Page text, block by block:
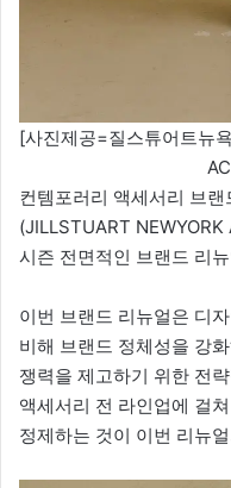
[사진제공=질스튜어트뉴
컨템포러리 액세서리 브랜
(JILLSTUART NEWYORK
시즌 전면적인 브랜드 리
이번 브랜드 리뉴얼은 디
비해 브랜드 정체성을 강
쟁력을 제고하기 위한 전
액세서리 전 라인업에 걸
정제하는 것이 이번 리뉴